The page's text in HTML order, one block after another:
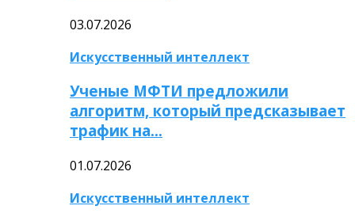
03.07.2026
Искусственный интеллект
Ученые МФТИ предложили
алгоритм, который предсказывает
трафик на…
01.07.2026
Искусственный интеллект